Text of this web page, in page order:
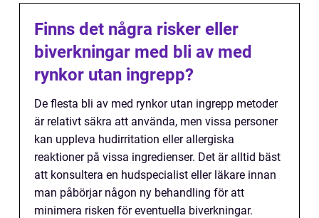
Finns det några risker eller
biverkningar med bli av med
rynkor utan ingrepp?
De flesta bli av med rynkor utan ingrepp metoder
är relativt säkra att använda, men vissa personer
kan uppleva hudirritation eller allergiska
reaktioner på vissa ingredienser. Det är alltid bäst
att konsultera en hudspecialist eller läkare innan
man påbörjar någon ny behandling för att
minimera risken för eventuella biverkningar.